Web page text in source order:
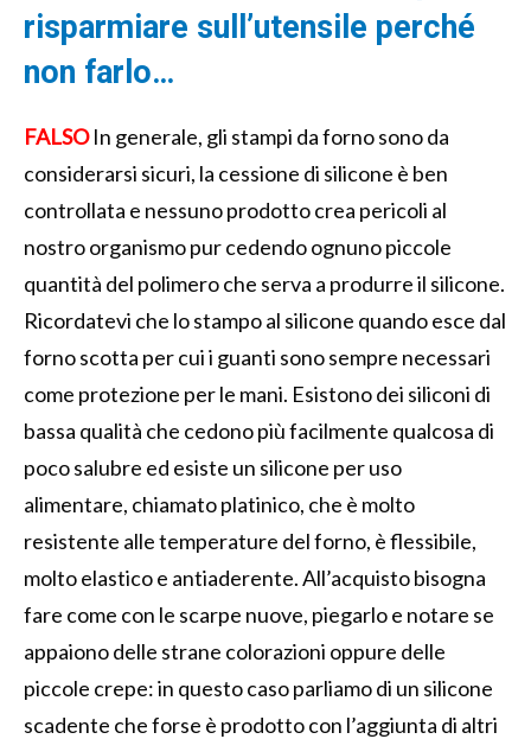
risparmiare sull’utensile perché
non farlo…
FALSOIn generale, gli stampi da forno sono da
considerarsi sicuri, la cessione di silicone è ben
controllata e nessuno prodotto crea pericoli al
nostro organismo pur cedendo ognuno piccole
quantità del polimero che serva a produrre il silicone.
Ricordatevi che lo stampo al silicone quando esce dal
forno scotta per cui i guanti sono sempre necessari
come protezione per le mani. Esistono dei siliconi di
bassa qualità che cedono più facilmente qualcosa di
poco salubre ed esiste un silicone per uso
alimentare, chiamato platinico, che è molto
resistente alle temperature del forno, è flessibile,
molto elastico e antiaderente. All’acquisto bisogna
fare come con le scarpe nuove, piegarlo e notare se
appaiono delle strane colorazioni oppure delle
piccole crepe: in questo caso parliamo di un silicone
scadente che forse è prodotto con l’aggiunta di altri